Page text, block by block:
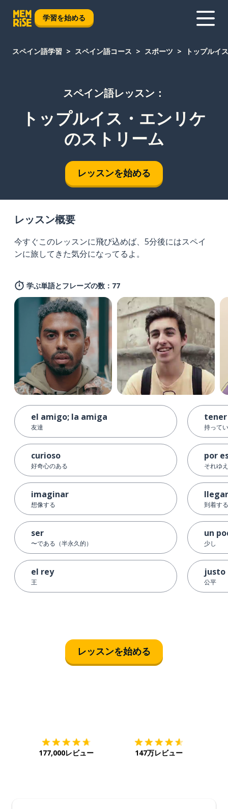
学習を始める
スペイン語学習 スペイン語コース スポーツ トップルイ
スペイン語レッスン：
トップルイス・エンリケ
のストリーム
レッスンを始める
レッスン概要
今すぐこのレッスンに飛び込めば、5分後にはスペイ
ンに旅してきた気分になってるよ。
学ぶ単語とフレーズの数：77
el amigo; la amiga
友達
curioso
好奇心のある
imaginar
想像する
ser
〜である（半永久的）
el rey
王
tener
持って
por
それゆ
llegar
到着す
un
少し
justo
公平
レッスンを始める
177,000レビュー 147万レビュー